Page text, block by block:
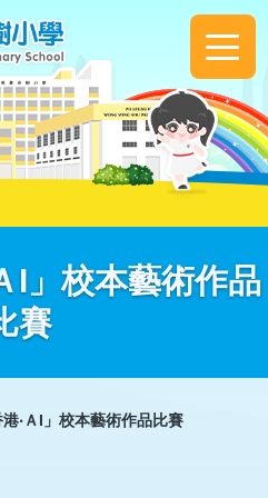
I」校本藝術作品
賽
‧ＡI」校本藝術作品比賽